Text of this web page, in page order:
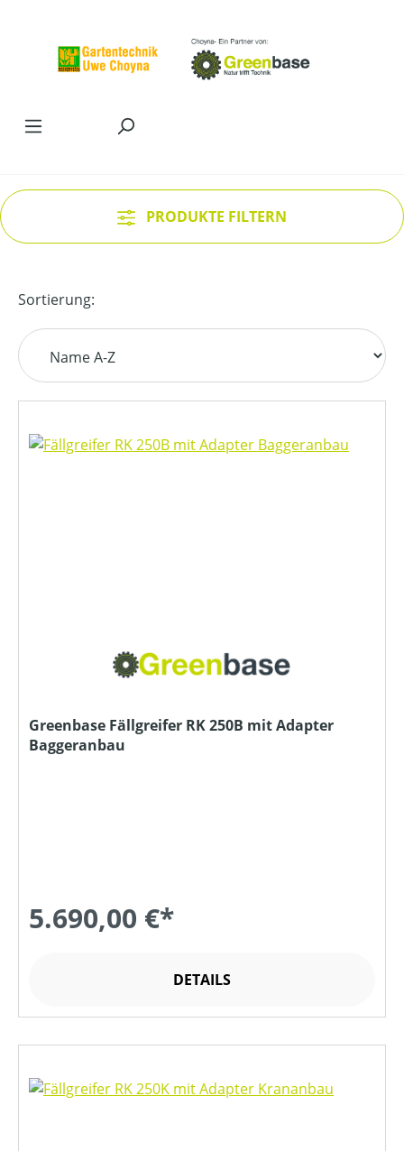
PRODUKTE FILTERN
Sortierung:
Greenbase Fällgreifer RK 250B mit Adapter
Baggeranbau
5.690,00 €*
DETAILS